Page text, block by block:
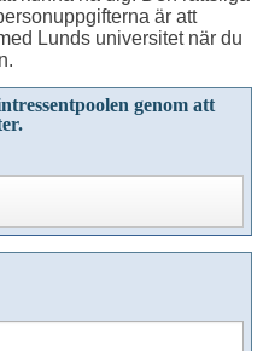
är att
Lunds universitet när du
genom att